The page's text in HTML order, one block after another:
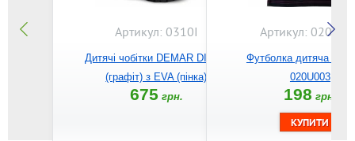
Артикул: 0310I
Дитячі чобітки DEMAR DINO I
(графіт) з EVA (пінка)
675 грн.
Артикул:
Футболка дитяча
020U003
198 грн.